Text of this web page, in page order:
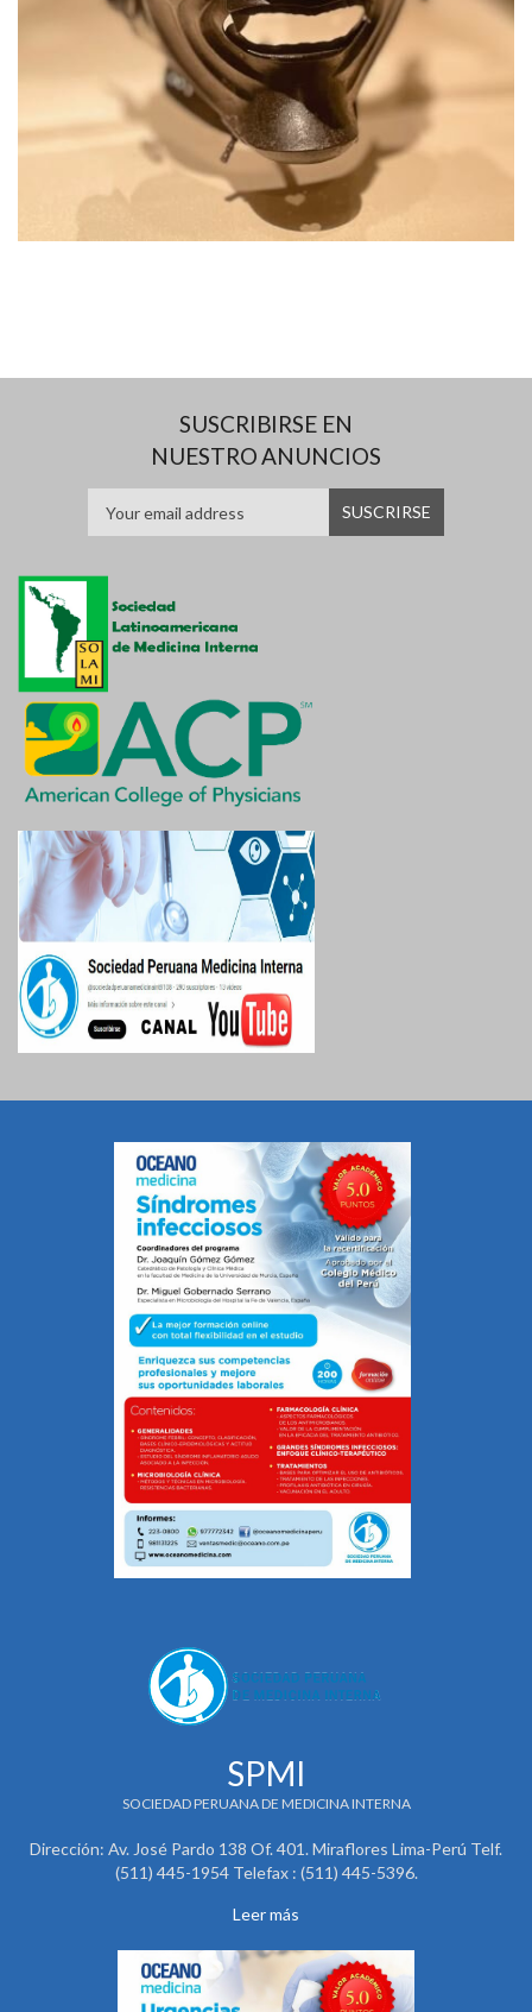
SUSCRIBIRSE EN
NUESTRO ANUNCIOS
SPMI
SOCIEDAD PERUANA DE MEDICINA INTERNA
Dirección: Av. José Pardo 138 Of. 401. Miraflores Lima-Perú Telf.
(511) 445-1954 Telefax : (511) 445-5396.
Leer más